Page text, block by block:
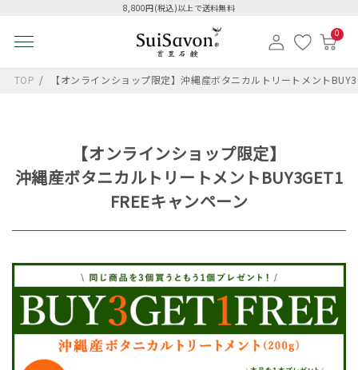
8,800円(税込)以上で送料無料
0
TOP 【オンラインショップ限定】沖縄産ボタニカルトリートメント
【オンラインショップ限定】
沖縄産ボタニカルトリートメントBUY3GET1
FREEキャンペーン